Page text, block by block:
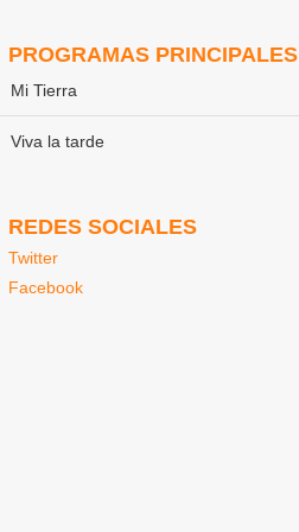
PROGRAMAS PRINCIPALES
Mi Tierra
Viva la tarde
REDES SOCIALES
Twitter
Facebook